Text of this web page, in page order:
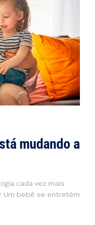
mudando a
cada vez mais
Um bebê se entretém